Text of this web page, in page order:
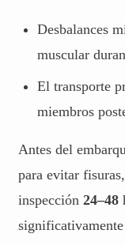
Desbalances
muscular
El transporte
miembros
Antes del
para evitar
inspección 24–48